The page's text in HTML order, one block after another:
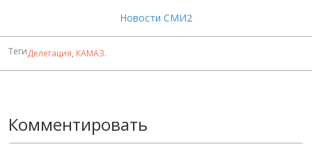
Новости СМИ2
ТегиДелегация, КАМАЗ.
Комментировать